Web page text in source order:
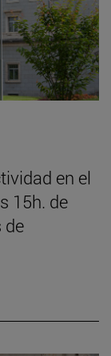
en el
15h. de
de